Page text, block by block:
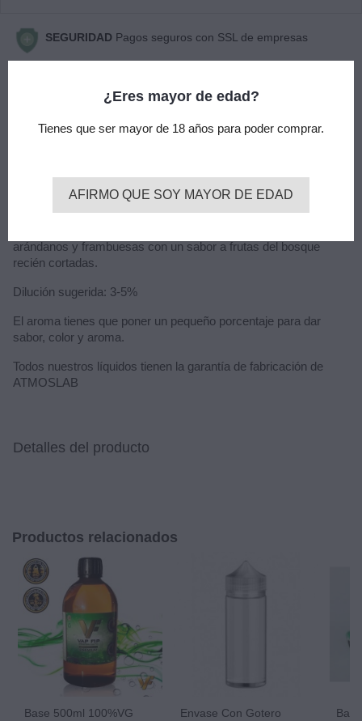
SEGURIDAD Pagos seguros con SSL de empresas
Envío gratis en pedidos superiores a 45€ por
agencia de transporte urgente (24-48h)
ATMOSLAB. Aroma liquido en envase de CRISTAL de 10ml.
arándanos y frambuesas con un sabor a frutas del bosque
recién cortadas.
Dilución sugerida: 3-5%
El aroma tienes que poner un pequeño porcentaje para dar
sabor, color y aroma.
Todos nuestros líquidos tienen la garantía de fabricación de
ATMOSLAB
Detalles del producto
Productos relacionados
Base 500ml 100%VG
Envase Con Gotero
¿Eres mayor de edad?
Tienes que ser mayor de 18 años para poder comprar.
AFIRMO QUE SOY MAYOR DE EDAD